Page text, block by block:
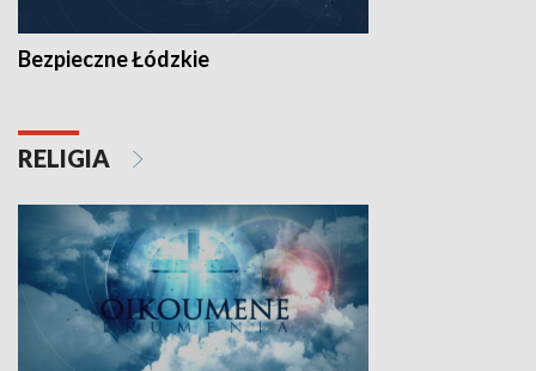
Bezpieczne Łódzkie
RELIGIA